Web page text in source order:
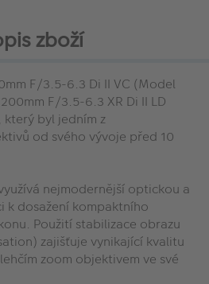
zboží
F/3.5-6.3 Di II VC (Model
F/3.5-6.3 XR Di II LD
který byl jedním z
od svého vývoje před 10
nejmodernější optickou a
k dosažení kompaktního
Použití stabilizace obrazu
zajišťuje vynikající kvalitu
zoom objektivem ve své